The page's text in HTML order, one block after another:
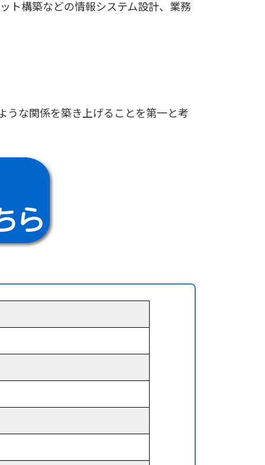
ト構築などの情報システム設計、業務
うな関係を築き上げることを第一と考